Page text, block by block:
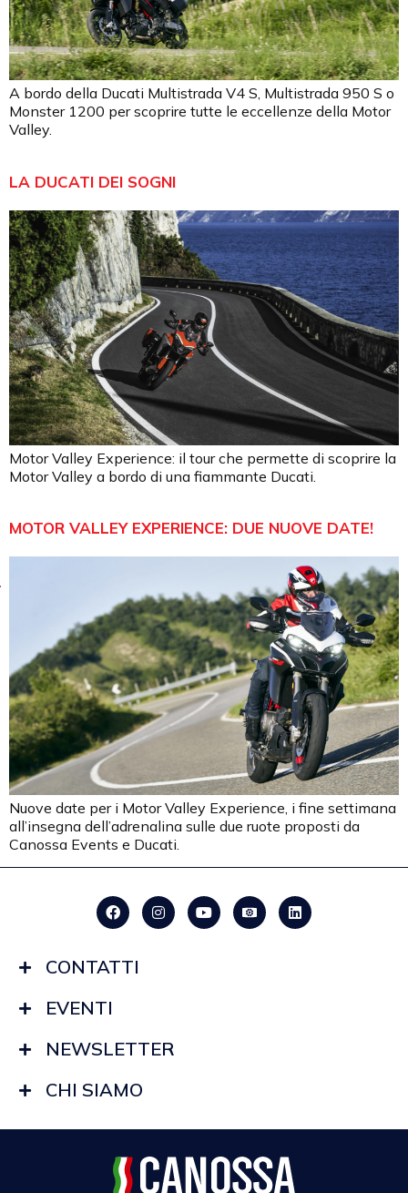
A bordo della Ducati Multistrada V4 S, Multistrada 950 S o
Monster 1200 per scoprire tutte le eccellenze della Motor
Valley.
LA DUCATI DEI SOGNI
Motor Valley Experience: il tour che permette di scoprire la
Motor Valley a bordo di una fiammante Ducati.
MOTOR VALLEY EXPERIENCE: DUE NUOVE DATE!
Nuove date per i Motor Valley Experience, i fine settimana
all’insegna dell’adrenalina sulle due ruote proposti da
Canossa Events e Ducati.
CONTATTI
EVENTI
NEWSLETTER
CHI SIAMO